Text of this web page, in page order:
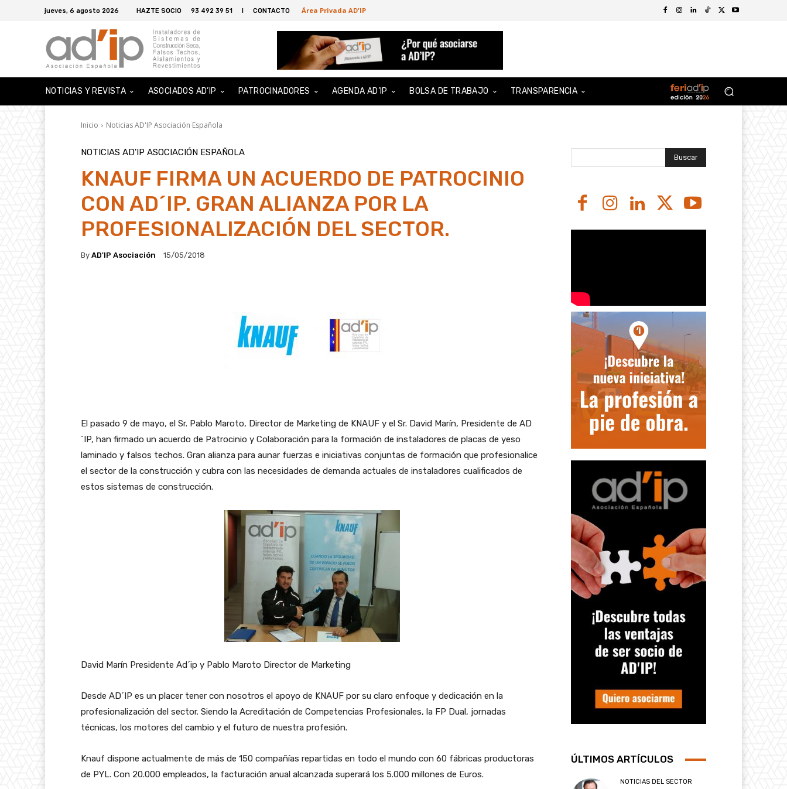
jueves, 6 agosto 2026 HAZTE SOCIO 93 492 39 51 I CONTACTO Área Privada AD'IP
NOTICIAS Y REVISTA ASOCIADOS AD’IP PATROCINADORES AGENDA AD’IP BOLSA DE TRABAJO TRANSPARENCIA
Inicio Noticias AD'IP Asociación Española
NOTICIAS AD'IP ASOCIACIÓN ESPAÑOLA
KNAUF FIRMA UN ACUERDO DE PATROCINIO
CON AD´IP. GRAN ALIANZA POR LA
PROFESIONALIZACIÓN DEL SECTOR.
By AD'IP Asociación 15/05/2018
El pasado 9 de mayo, el Sr. Pablo Maroto, Director de Marketing de KNAUF y el Sr. David Marín, Presidente de AD
´IP, han firmado un acuerdo de Patrocinio y Colaboración para la formación de instaladores de placas de yeso
laminado y falsos techos. Gran alianza para aunar fuerzas e iniciativas conjuntas de formación que profesionalice
el sector de la construcción y cubra con las necesidades de demanda actuales de instaladores cualificados de
estos sistemas de construcción.
David Marín Presidente Ad´ip y Pablo Maroto Director de Marketing
Desde AD´IP es un placer tener con nosotros el apoyo de KNAUF por su claro enfoque y dedicación en la
profesionalización del sector. Siendo la Acreditación de Competencias Profesionales, la FP Dual, jornadas
técnicas, los motores del cambio y el futuro de nuestra profesión.
Knauf dispone actualmente de más de 150 compañías repartidas en todo el mundo con 60 fábricas productoras
de PYL. Con 20.000 empleados, la facturación anual alcanzada superará los 5.000 millones de Euros.
Buscar
ÚLTIMOS ARTÍCULOS
NOTICIAS DEL SECTOR